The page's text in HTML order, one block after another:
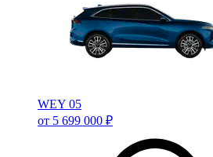
WEY 05
от 5 699 000 ₽